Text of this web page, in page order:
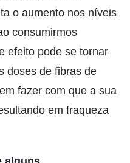
o aumento nos níveis
consumirmos
efeito pode se tornar
doses de fibras de
fazer com que a sua
em fraqueza